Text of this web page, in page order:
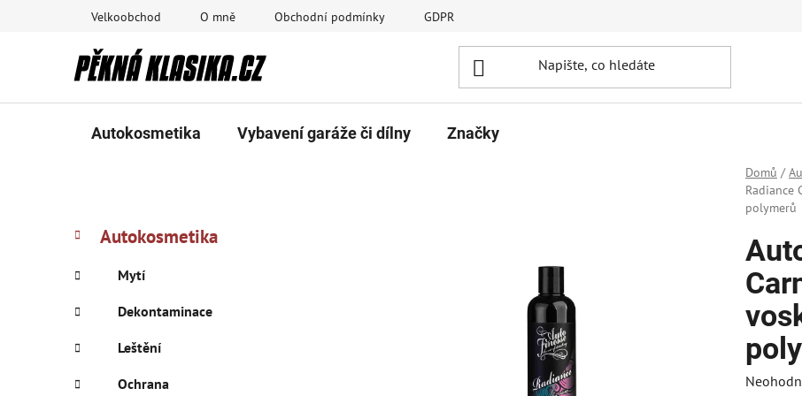
Velkoobchod O mně Obchodní podmínky GDPR
Autokosmetika Vybavení garáže či dílny Značky
Domů /
Radiance
polymerů
P
s
r
a
n
Přeskočit
kategorie
K
a
e
g
o
r
e
Autokosmetika
Mytí
Dekontaminace
Leštění
Ochrana
Průměrné